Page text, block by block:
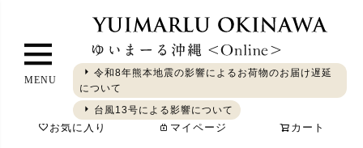
MENU
令和8年熊本地震の影響によるお荷物のお届け遅延
について
台風13号による影響について
やちむん 琉球ガラス シーサー 染織 食品
お気に入り マイページ カート
ジ